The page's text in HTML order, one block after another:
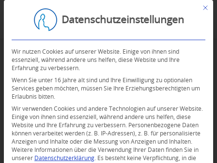
Mit
Datenschutzeinstellungen
Wir nutzen Cookies auf unserer Website. Einige von ihnen sind
essenziell, während andere uns helfen, diese Website und Ihre
Erfahrung zu verbessern.
Wenn Sie unter 16 Jahre alt sind und Ihre Einwilligung zu optionalen
Services geben möchten, müssen Sie Ihre Erziehungsberechtigten um
Erlaubnis bitten.
Wir verwenden Cookies und andere Technologien auf unserer Website.
Einige von ihnen sind essenziell, während andere uns helfen, diese
Website und Ihre Erfahrung zu verbessern.
Personenbezogene Daten
können verarbeitet werden (z. B. IP-Adressen), z. B. für personalisierte
Anzeigen und Inhalte oder die Messung von Anzeigen und Inhalten.
Weitere Informationen über die Verwendung Ihrer Daten finden Sie in
unserer Datenschutzerklärung
Es besteht keine Verpflichtung, in die